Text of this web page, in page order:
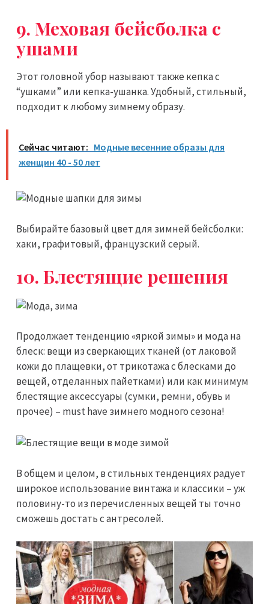
9. Меховая бейсболка с
ушами
Этот головной убор называют также кепка с
“ушками” или кепка-ушанка. Удобный, стильный,
подходит к любому зимнему образу.
Сейчас читают: Модные весенние образы для
женщин 40 - 50 лет
Выбирайте базовый цвет для зимней бейсболки:
хаки, графитовый, французский серый.
10. Блестящие решения
Продолжает тенденцию «яркой зимы» и мода на
блеск: вещи из сверкающих тканей (от лаковой
кожи до плащевки, от трикотажа с блесками до
вещей, отделанных пайетками) или как минимум
блестящие аксессуары (сумки, ремни, обувь и
прочее) – must have зимнего модного сезона!
В общем и целом, в стильных тенденциях радует
широкое использование винтажа и классики – уж
половину-то из перечисленных вещей ты точно
сможешь достать с антресолей.